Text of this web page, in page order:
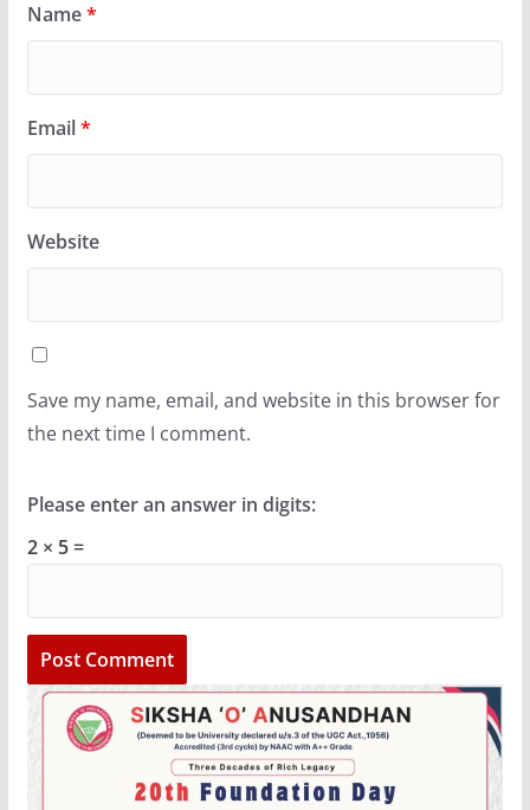
Name*
Email*
Website
Save my name, email, and website in this browser for
the next time I comment.
Please enter an answer in digits:
2 × 5 =